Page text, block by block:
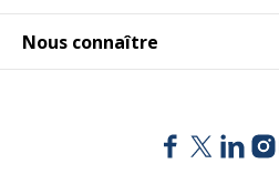
Nous connaître